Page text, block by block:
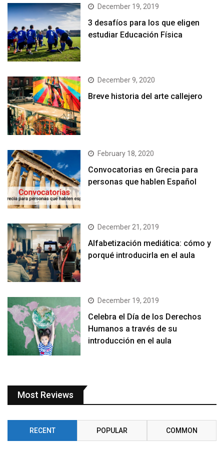
December 19, 2019
3 desafíos para los que eligen
estudiar Educación Física
December 9, 2020
Breve historia del arte callejero
February 18, 2020
Convocatorias en Grecia para
personas que hablen Español
December 21, 2019
Alfabetización mediática: cómo y
porqué introducirla en el aula
December 19, 2019
Celebra el Día de los Derechos
Humanos a través de su
introducción en el aula
Most Reviews
RECENT POPULAR COMMON